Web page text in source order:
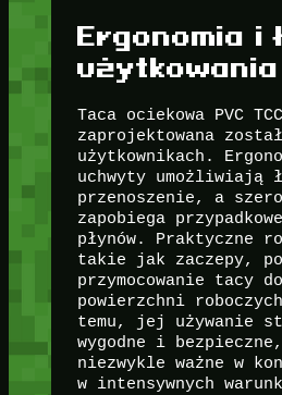
Ergonomia i
użytkowania
Taca ociekowa PVC
zaprojektowana
użytkownikach.
uchwyty umożliwiają
przenoszenie, a
zapobiega
płynów. Praktyczne
takie jak zaczepy,
przymocowanie tacy
powierzchni
temu, jej używanie
wygodne i
niezwykle ważne w
w intensywnych